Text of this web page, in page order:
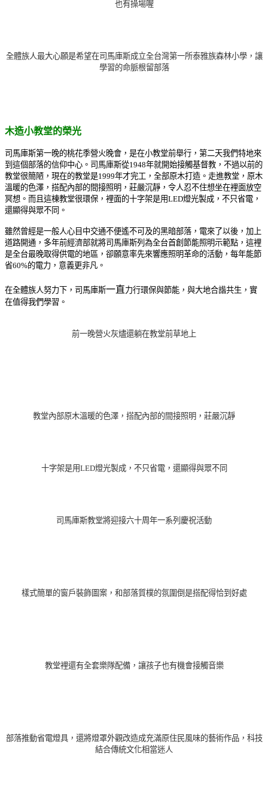
也有操場喔
全體族人最大心願是希望在司馬庫斯成立全台灣第一所泰雅族森林小學，讓
學習的命脈根留部落
木造小教堂的榮光
司馬庫斯第一晚的桃花季營火晚會，是在小教堂前舉行，第二天我們特地來
到這個部落的信仰中心。司馬庫斯從1948年就開始接觸基督教，不過以前的
教堂很簡陋，現在的教堂是1999年才完工，全部原木打造。走進教堂，原木
溫暖的色澤，搭配內部的間接照明，莊嚴沉靜，令人忍不住想坐在裡面放空
冥想。而且這棟教堂很環保，裡面的十字架是用LED燈光製成，不只省電，
還顯得與眾不同。
雖然曾經是一般人心目中交通不便遙不可及的黑暗部落，電來了以後，加上
道路開通，多年前經濟部就將司馬庫斯列為全台首創節能照明示範點，這裡
是全台最晚取得供電的地區，卻願意率先來響應照明革命的活動，每年能節
省60%的電力，意義更非凡。
在全體族人努力下， 司馬庫斯一直力行環保與節能，與大地合諧共生，實
在值得我們學習。
前一晚營火灰燼還躺在教堂前草地上
教堂內部原木溫暖的色澤，搭配內部的間接照明，莊嚴沉靜
十字架是用LED燈光製成，不只省電，還顯得與眾不同
司馬庫斯教堂將迎接六十周年一系列慶祝活動
樣式簡單的窗戶裝飾圖案，和部落質樸的氛圍倒是搭配得恰到好處
教堂裡還有全套樂隊配備，讓孩子也有機會接觸音樂
部落推動省電燈具，還將燈罩外觀改造成充滿原住民風味的藝術作品，科技
結合傳統文化相當迷人